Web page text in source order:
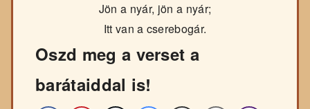
Jön a nyár, jön a nyár;
Itt van a cserebogár.
Oszd meg a verset a
barátaiddal is!